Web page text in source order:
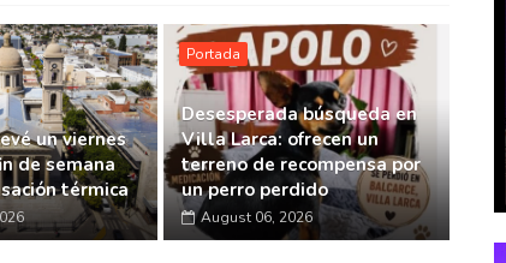
un viernes
de semana
térmica
Portada
Desesperada búsqueda en
Villa Larca: ofrecen un
terreno de recompensa por
un perro perdido
August 06, 2026